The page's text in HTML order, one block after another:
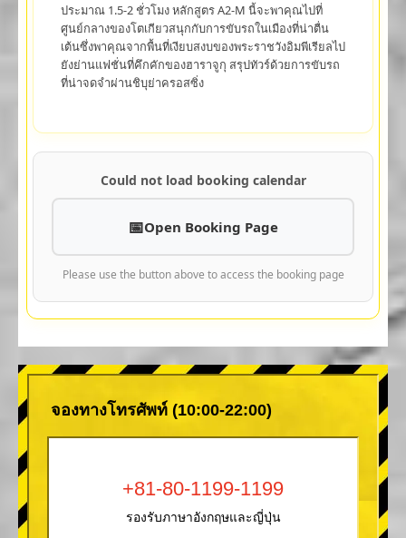
ประมาณ 1.5-2 ชั่วโมง หลักสูตร A2-M นี้จะพาคุณไปที่
ศูนย์กลางของโตเกียวสนุกกับการขับรถในเมืองที่น่าตื่น
เต้นซึ่งพาคุณจากพื้นที่เงียบสงบของพระราชวังอิมพีเรียลไป
ยังย่านแฟชั่นที่คึกคักของฮาราจูกุ สรุปทัวร์ด้วยการขับรถ
ที่น่าจดจำผ่านชิบุย่าครอสซิ่ง
Could not load booking calendar
Open Booking Page
Please use the button above to access the booking page
จองทางโทรศัพท์ (10:00-22:00)
+81-80-1199-1199
รองรับภาษาอังกฤษและญี่ปุ่น